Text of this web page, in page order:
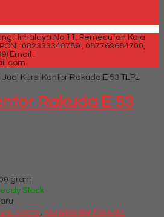
Himalaya No 11, Pemecutan Kaja
: 082333348789 , 087769684700,
Email :
Jual Kursi Kantor Rakuda E 53 TLPL
Rakuda E 53
gram
Stock
Kantor, Kursi Kantor Rakuda